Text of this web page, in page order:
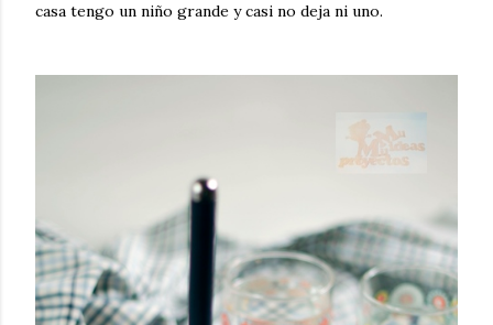
casa tengo un niño grande y casi no deja ni uno.